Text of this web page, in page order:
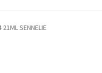
TiendaSENNELIE